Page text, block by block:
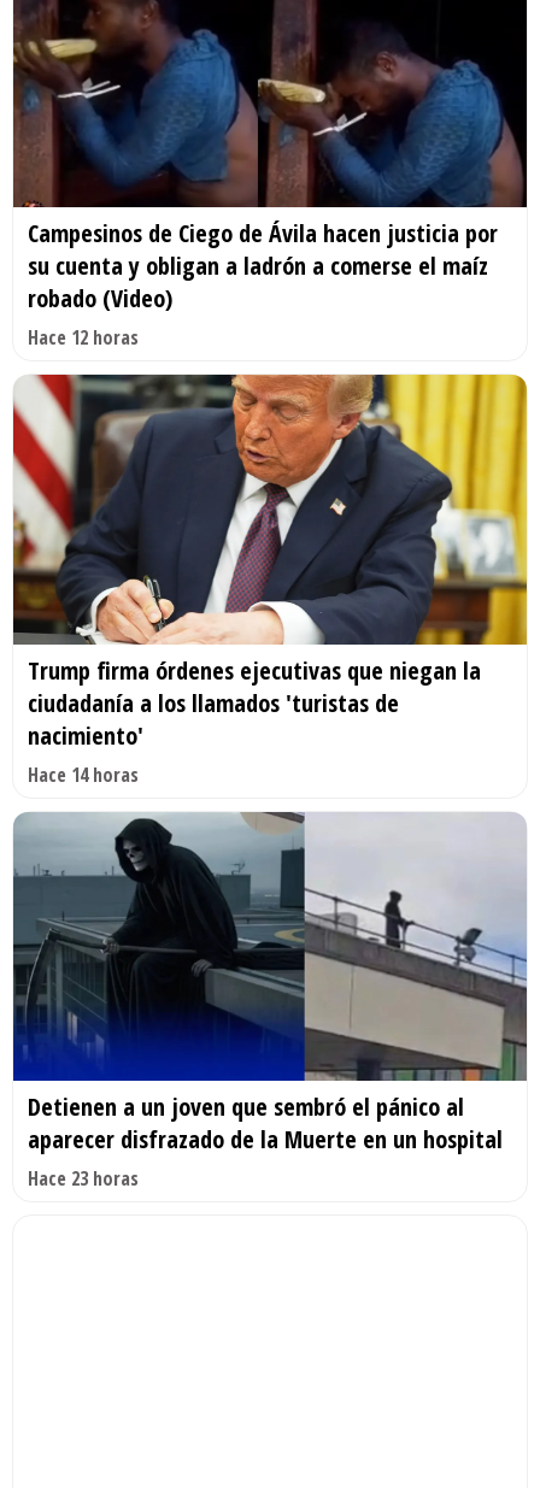
Campesinos de Ciego de Ávila hacen justicia por
su cuenta y obligan a ladrón a comerse el maíz
robado (Video)
Hace 12 horas
Trump firma órdenes ejecutivas que niegan la
ciudadanía a los llamados 'turistas de
nacimiento'
Hace 14 horas
Detienen a un joven que sembró el pánico al
aparecer disfrazado de la Muerte en un hospital
Hace 23 horas